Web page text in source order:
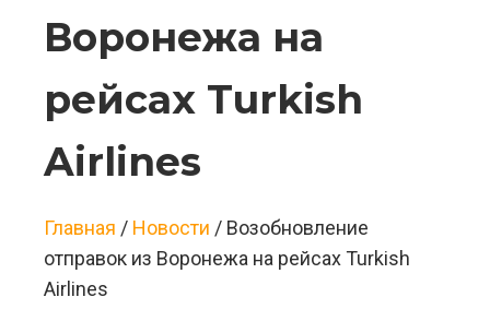
Воронежа на
рейсах Turkish
Airlines
Главная / Новости / Возобновление
отправок из Воронежа на рейсах Turkish
Airlines